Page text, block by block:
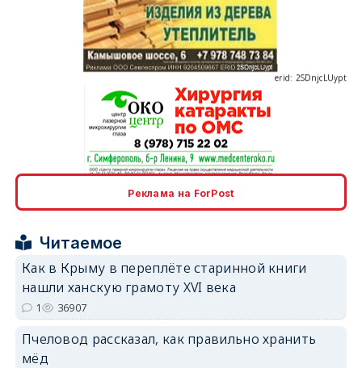
erid: 2SDnjcLUypt
erid: 2SDnjcrDNw6
Реклама на ForPost
Читаемое
Как в Крыму в переплёте старинной книги
нашли ханскую грамоту XVI века
1 36907
Пчеловод рассказал, как правильно хранить
мёд